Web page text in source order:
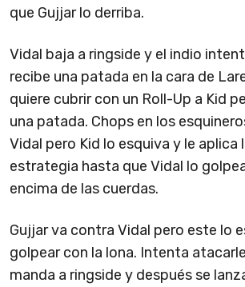
que Gujjar lo derriba.
Vidal baja a ringside y el indio
recibe una patada en la cara de
quiere cubrir con un Roll-Up a Kid
una patada. Chops en los
Vidal pero Kid lo esquiva y le aplica
estrategia hasta que Vidal lo
encima de las cuerdas.
Gujjar va contra Vidal pero este lo
golpear con la lona. Intenta
manda a ringside y después se